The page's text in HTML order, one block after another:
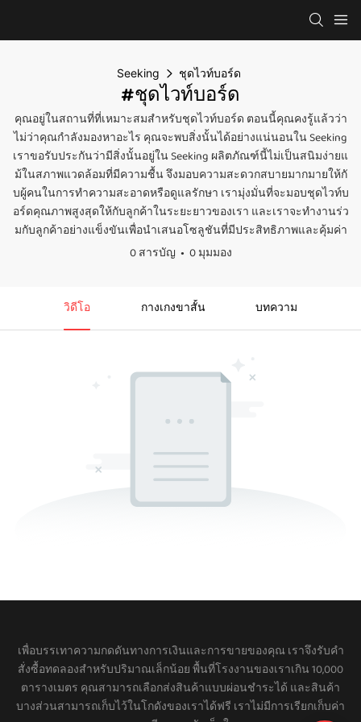
Seeking ชุดไวท์บอร์ด
#ชุดไวท์บอร์ด
คุณอยู่ในสถานที่ที่เหมาะสมสำหรับชุดไวท์บอร์ด ตอนนี้คุณคงรู้แล้วว่า
ไม่ว่าคุณกำลังมองหาอะไร คุณจะพบสิ่งนั้นได้อย่างแน่นอนใน Seeking
เราขอรับประกันว่ามีสิ่งนั้นอยู่ใน Seeking ผลิตภัณฑ์นี้ไม่เป็นสนิมง่ายแ
ม้ในสภาพแวดล้อมที่มีความชื้น จึงมอบความสะดวกสบายมากมายให้กั
บผู้คนในการทำความสะอาดหรือดูแลรักษา เรามุ่งมั่นที่จะมอบชุดไวท์บ
อร์ดคุณภาพสูงสุดให้กับลูกค้าในระยะยาวของเรา และเราจะทำงานร่ว
มกับลูกค้าอย่างแข็งขันเพื่อนำเสนอโซลูชันที่มีประสิทธิภาพและคุ้มค่า
0 สารบัญ
0 มุมมอง
วิดีโอ กางเกงขาสั้น บทความ
เพื่อบรรเทาความกดดันทางการเงินและการขายของคุณ เราจึงรับคำ
สั่งซื้อทดลองสำหรับปริมาณเล็กน้อย พื้นที่โรงงานของเราเกิน 10,000
ตารางเมตร คุณสามารถเลือกส่งสินค้าแบบผ่อนชำระได้ และสินค้า
บางส่วนสามารถเก็บไว้ในโกดังของเราได้ฟรี เราไม่มีการเรียกเก็บค่า